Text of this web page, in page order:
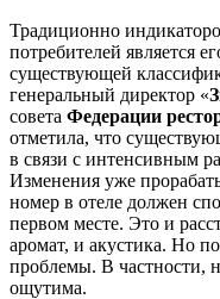
Традиционно
потребителей является
существующей
генеральный директор «
совета Федерации
отметила, что
в связи с интенсивным
Изменения уже
номер в отеле должен
первом месте. Это и
аромат, и акустика. Но
проблемы. В частности,
ощутима.